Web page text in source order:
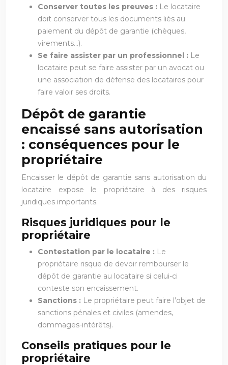
Conserver toutes les preuves : Le locataire
doit conserver tous les documents liés au
paiement du dépôt de garantie (chèques,
virements…).
Se faire assister par un professionnel : Le
locataire peut se faire assister par un avocat ou
une association de défense des locataires pour
faire valoir ses droits.
Dépôt de garantie
encaissé sans autorisation
: conséquences pour le
propriétaire
Encaisser le dépôt de garantie sans autorisation du
locataire expose le propriétaire à des risques
juridiques importants.
Risques juridiques pour le
propriétaire
Contestation par le locataire : Le
propriétaire risque de devoir rembourser le
dépôt de garantie au locataire si celui-ci
conteste son encaissement.
Sanctions : Le propriétaire peut faire l’objet de
sanctions pénales et civiles (amendes,
dommages-intérêts).
Conseils pratiques pour le
propriétaire